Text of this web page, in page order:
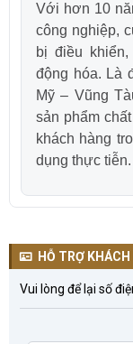
Với hơn 10
công nghiệp,
bị điều
động hóa. Là
Mỹ – Vũng
sản phẩm
khách hàng
dụng thực tiễn.
HỖ TRỢ
Vui lòng để lại số